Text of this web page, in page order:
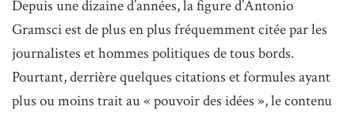
Depuis une dizaine d’années, la figure d’Antonio
Gramsci est de plus en plus fréquemment citée par les
journalistes et hommes politiques de tous bords.
Pourtant, derrière quelques citations et formules ayant
plus ou moins trait au « pouvoir des idées », le contenu